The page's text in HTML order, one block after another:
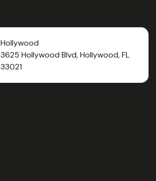
Hollywood
3625 Hollywood Blvd, Hollywood, FL
33021